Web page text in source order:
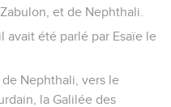
et de Nephthali.
été parlé par Esaïe le
Nephthali, vers le
la Galilée des